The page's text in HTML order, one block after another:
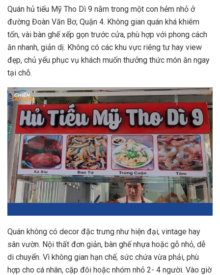
Quán hủ tiếu Mỹ Tho Dì 9 nằm trong một con hẻm nhỏ ở
đường Đoàn Văn Bơ, Quận 4. Không gian quán khá khiêm
tốn, vài bàn ghế xếp gọn trước cửa, phù hợp với phong cách
ăn nhanh, giản dị. Không có các khu vực riêng tư hay view
đẹp, chủ yếu phục vụ khách muốn thưởng thức món ăn ngay
tại chỗ.
Quán không có decor đặc trưng như hiện đại, vintage hay
sân vườn. Nội thất đơn giản, bàn ghế nhựa hoặc gỗ nhỏ, dễ
di chuyển. Vì không gian hạn chế, sức chứa vừa phải, phù
hợp cho cá nhân, cặp đôi hoặc nhóm nhỏ 2- 4 người. Vào giờ